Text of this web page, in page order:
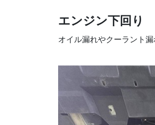
エンジン下回り
オイル漏れやクーラント